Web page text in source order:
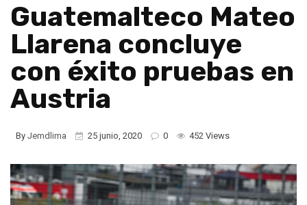
Guatemalteco Mateo
Llarena concluye
con éxito pruebas en
Austria
By Jemdlima 25 junio, 2020 0 452 Views